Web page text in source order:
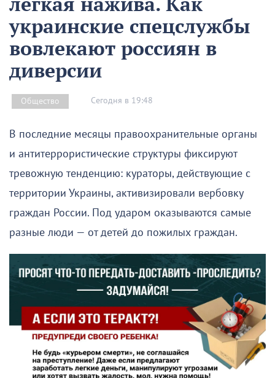
украинские спецслужбы
вовлекают россиян в
диверсии
Общество Сегодня в 19:48
В последние месяцы правоохранительные органы
и антитеррористические структуры фиксируют
тревожную тенденцию: кураторы, действующие с
территории Украины, активизировали вербовку
граждан России. Под ударом оказываются самые
разные люди — от детей до пожилых граждан.